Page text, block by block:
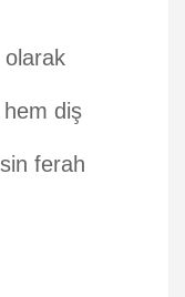
hem diş
ferah